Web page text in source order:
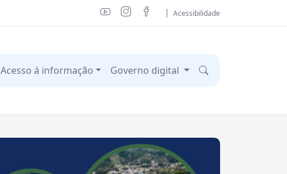
Acessibilidade
Acesso á informação Governo digital